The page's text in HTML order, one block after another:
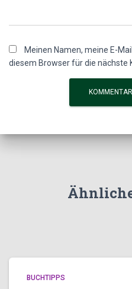
Meinen Namen, meine E-
diesem Browser für die nächste
l
:
BUCHTIPPS